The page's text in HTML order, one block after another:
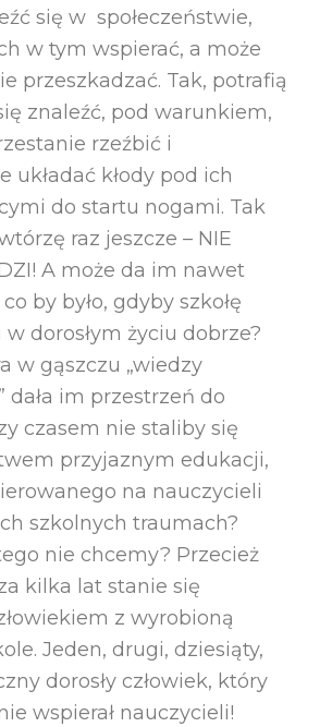
się w społeczeństwie,
w tym wspierać, a może
przeszkadzać. Tak, potrafią
znaleźć, pod warunkiem,
rzeźbić i
układać kłody pod ich
do startu nogami. Tak
raz jeszcze – NIE
A może da im nawet
by było, gdyby szkołę
dorosłym życiu dobrze?
w gąszczu „wiedzy
dała im przestrzeń do
czasem nie staliby się
przyjaznym edukacji,
na nauczycieli
szkolnych traumach?
nie chcemy? Przecież
kilka lat stanie się
z wyrobioną
Jeden, drugi, dziesiąty,
dorosły człowiek, który
wspierał nauczycieli!